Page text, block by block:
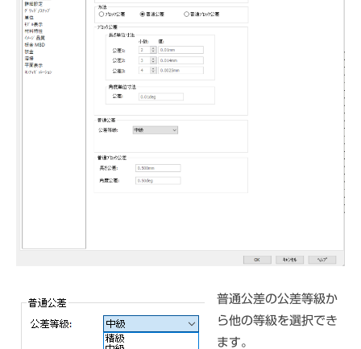
普通公差の公差等級か
ら他の等級を選択でき
ます。